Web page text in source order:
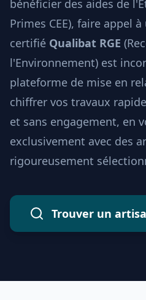
bénéficier des aides de
Primes CEE), faire appel
certifié Qualibat RGE
l'Environnement) est
plateforme de mise en
chiffrer vos travaux
et sans engagement, en
exclusivement avec des
rigoureusement
Trouver un